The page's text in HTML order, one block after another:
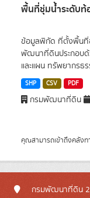
พื้นที่ชุ่มน้ำระดับท้
ข้อมูลพิกัด ที่ตั้งพื้นที่
พัฒนาที่ดินประกอบด้
และแผน ทรัพยากรธ
SHP CSV PDF
กรมพัฒนาที่ดิน
คุณสามารถเข้าถึงคลังท
กรมพัฒนาที่ดิน